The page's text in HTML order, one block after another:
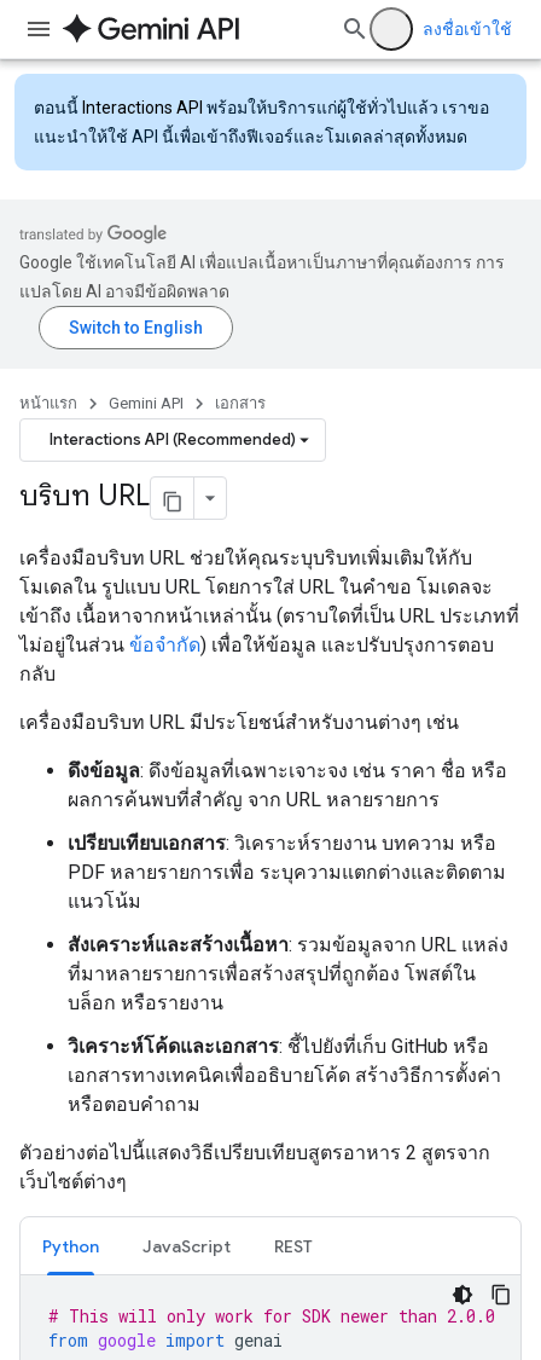
ลงชื่อเข้าใช้
ตอนนี้ Interactions API พร้อมให้บริการแก่ผู้ใช้ทั่วไปแล้ว เราขอ
แนะนำให้ใช้ API นี้เพื่อเข้าถึงฟีเจอร์และโมเดลล่าสุดทั้งหมด
Google ใช้เทคโนโลยี AI เพื่อแปลเนื้อหาเป็นภาษาที่คุณต้องการ การ
แปลโดย AI อาจมีข้อผิดพลาด
หน้าแรก Gemini API เอกสาร
Interactions API (Recommended)
บริบท URL
เครื่องมือบริบท URL ช่วยให้คุณระบุบริบทเพิ่มเติมให้กับ
โมเดลใน รูปแบบ URL โดยการใส่ URL ในคำขอ โมเดลจะ
เข้าถึง เนื้อหาจากหน้าเหล่านั้น (ตราบใดที่เป็น URL ประเภทที่
ไม่อยู่ในส่วน ข้อจำกัด) เพื่อให้ข้อมูล และปรับปรุงการตอบ
กลับ
เครื่องมือบริบท URL มีประโยชน์สำหรับงานต่างๆ เช่น
ดึงข้อมูล: ดึงข้อมูลที่เฉพาะเจาะจง เช่น ราคา ชื่อ หรือ
ผลการค้นพบที่สำคัญ จาก URL หลายรายการ
เปรียบเทียบเอกสาร: วิเคราะห์รายงาน บทความ หรือ
PDF หลายรายการเพื่อ ระบุความแตกต่างและติดตาม
แนวโน้ม
สังเคราะห์และสร้างเนื้อหา: รวมข้อมูลจาก URL แหล่ง
ที่มาหลายรายการเพื่อสร้างสรุปที่ถูกต้อง โพสต์ใน
บล็อก หรือรายงาน
วิเคราะห์โค้ดและเอกสาร: ชี้ไปยังที่เก็บ GitHub หรือ
เอกสารทางเทคนิคเพื่ออธิบายโค้ด สร้างวิธีการตั้งค่า
หรือตอบคำถาม
ตัวอย่างต่อไปนี้แสดงวิธีเปรียบเทียบสูตรอาหาร 2 สูตรจาก
เว็บไซต์ต่างๆ
Python JavaScript REST
# This will only work for SDK newer than 2.0.0
from google import genai